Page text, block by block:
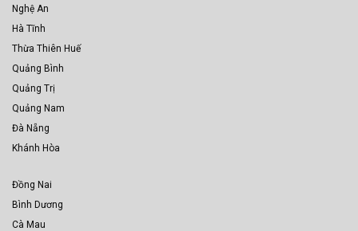
Nghệ An
Hà Tĩnh
Thừa Thiên Huế
Quảng Bình
Quảng Trị
Quảng Nam
Đà Nẵng
Khánh Hòa
Đồng Nai
Bình Dương
Cà Mau